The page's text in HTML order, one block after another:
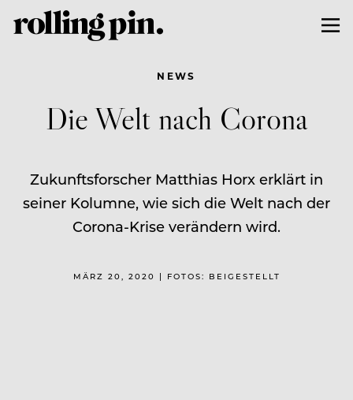
NEWS
Die Welt nach Corona
Zukunftsforscher Matthias Horx erklärt in
seiner Kolumne, wie sich die Welt nach der
Corona-Krise verändern wird.
MÄRZ 20, 2020 | FOTOS: BEIGESTELLT